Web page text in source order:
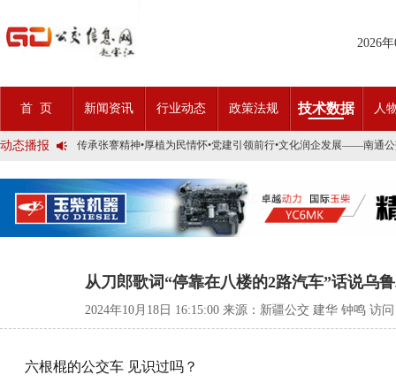
2026
首 页 新闻资讯 行业动态 政策法规 技术数据 人
动态播报
石河子市公交公司荣获全国五一劳动奖状
宜昌公交春节滨江观光定制巴士18日开行！
传承张謇精神•厚植为民情怀•党建引领前行•文化润企发展——南通
岁月为鉴人民为证，百年北京公交实现历史性跨越！
今日生效！新《安全生产法》处罚条款对照
交通运输部、科学技术部发布关于科技创新驱动加快建设交通强国
2025市民出行新方案 | 久事公交开通首条需求响应式定制班线
第九届公交都市发展论坛 (深圳)邀请函
宜昌公交春节滨江观光定制巴士18日开行！
传承张謇精神•厚植为民情怀•党建引领前行•文化润企发展——南通
创新 实践 沟通 | 聚焦「智慧公交」目标 助推公交转型发展——沪苏
从刀郎歌词“停靠在八楼的2路汽车”话说乌
2024年10月18日 16:15:00 来源：新疆公交 建华 钟鸣 访
六根棍的公交车 见识过吗？